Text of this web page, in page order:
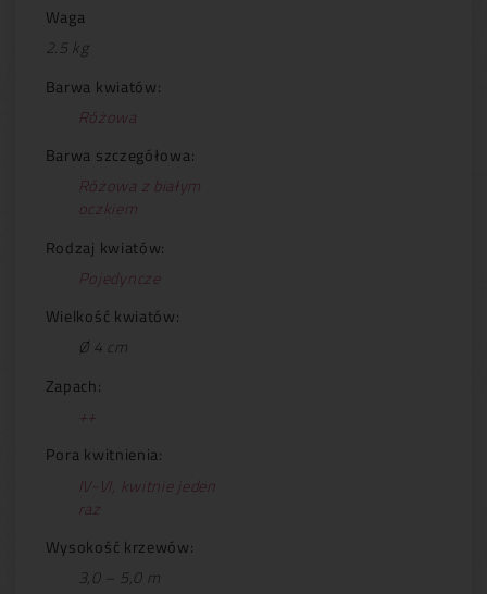
Waga
2.5 kg
Barwa kwiatów:
Różowa
Barwa szczegółowa:
Różowa z białym
oczkiem
Rodzaj kwiatów:
Pojedyncze
Wielkość kwiatów:
Ø 4 cm
Zapach:
++
Pora kwitnienia:
IV-VI, kwitnie jeden
raz
Wysokość krzewów:
3,0 – 5,0 m